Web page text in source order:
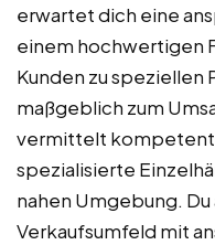
erwartet dich eine
einem hochwertigen
Kunden zu speziellen
maßgeblich zum
vermittelt
spezialisierte
nahen Umgebung.
Verkaufsumfeld mit